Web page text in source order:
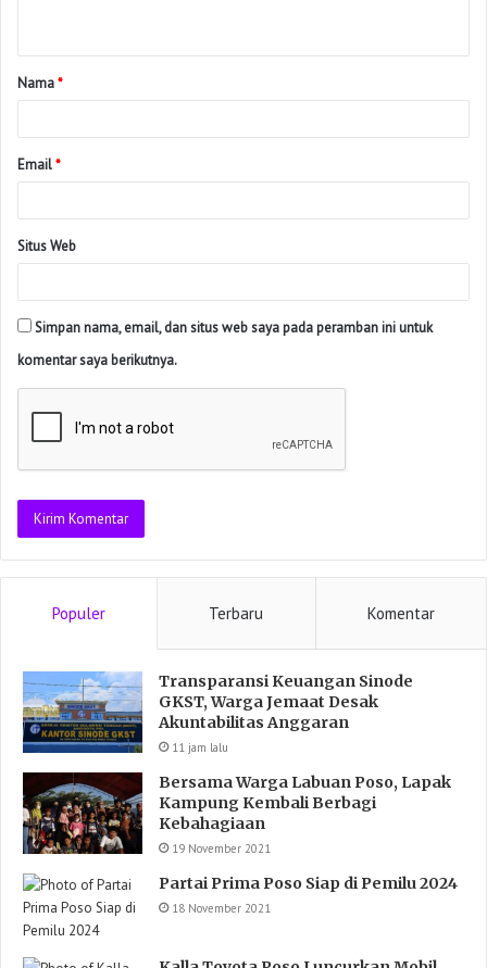
Nama*
Email*
Situs Web
Simpan nama, email, dan situs web saya pada peramban ini untuk
komentar saya berikutnya.
Populer Terbaru Komentar
Transparansi Keuangan Sinode
GKST, Warga Jemaat Desak
Akuntabilitas Anggaran
11 jam lalu
Bersama Warga Labuan Poso, Lapak
Kampung Kembali Berbagi
Kebahagiaan
19 November 2021
Partai Prima Poso Siap di Pemilu 2024
18 November 2021